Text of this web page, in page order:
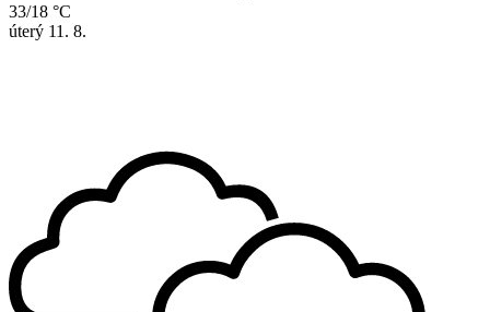
33/18 °C
úterý 11. 8.